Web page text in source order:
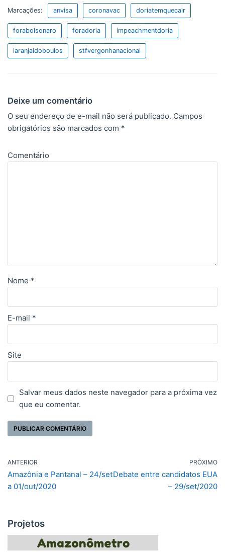
Marcações: anvisa coronavac doriatemquecair
forabolsonaro foradoria impeachmentdoria
laranjaldoboulos stfvergonhanacional
Deixe um comentário
O seu endereço de e-mail não será publicado. Campos
obrigatórios são marcados com *
Comentário
Nome *
E-mail *
Site
Salvar meus dados neste navegador para a próxima vez
que eu comentar.
ANTERIOR
Amazônia e Pantanal – 24/set
a 01/out/2020
PRÓXIMO
Debate entre candidatos EUA
– 29/set/2020
Projetos